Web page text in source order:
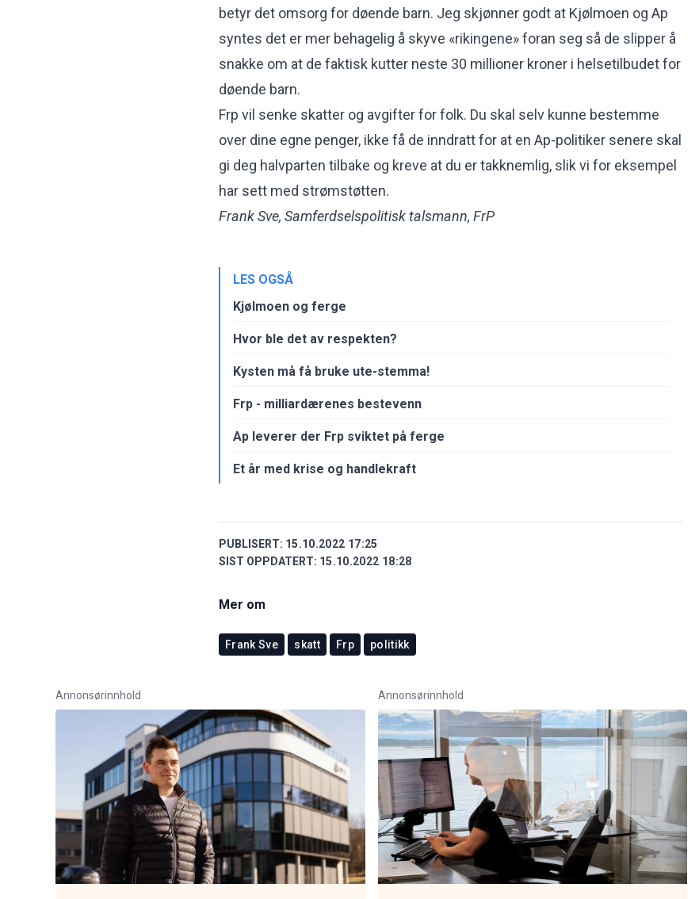
betyr det omsorg for døende barn. Jeg skjønner godt at Kjølmoen og Ap
syntes det er mer behagelig å skyve «rikingene» foran seg så de slipper å
snakke om at de faktisk kutter neste 30 millioner kroner i helsetilbudet for
døende barn.
Frp vil senke skatter og avgifter for folk. Du skal selv kunne bestemme
over dine egne penger, ikke få de inndratt for at en Ap-politiker senere skal
gi deg halvparten tilbake og kreve at du er takknemlig, slik vi for eksempel
har sett med strømstøtten.
Frank Sve, Samferdselspolitisk talsmann, FrP
LES OGSÅ
Kjølmoen og ferge
Hvor ble det av respekten?
Kysten må få bruke ute-stemma!
Frp - milliardærenes bestevenn
Ap leverer der Frp sviktet på ferge
Et år med krise og handlekraft
PUBLISERT: 15.10.2022 17:25
SIST OPPDATERT: 15.10.2022 18:28
Mer om
Frank Sve skatt Frp politikk
Annonsørinnhold Annonsørinnhold